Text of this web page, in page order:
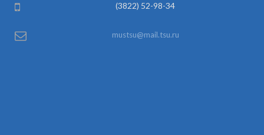
(3822) 52-98-34
mustsu@mail.tsu.ru